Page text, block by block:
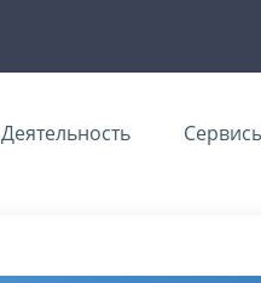
Деятельность